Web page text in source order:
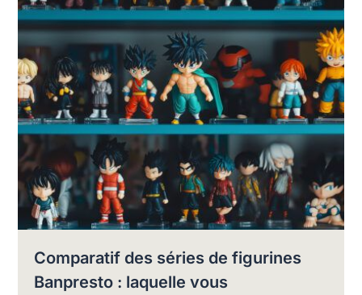
Comparatif des séries de figurines
Banpresto : laquelle vous